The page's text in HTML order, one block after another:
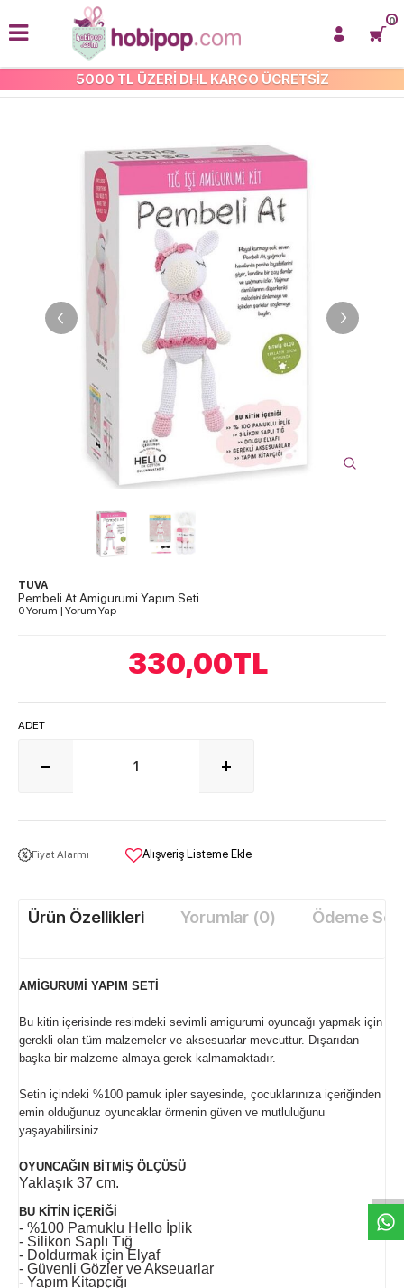
5000 TL ÜZERİ DHL KARGO ÜCRETSİZ
0
AMİGURUMİ KİTLER
TUVA
Pembeli At Amigurumi Yapım Seti
0 Yorum | Yorum Yap
330,00TL
ADET
Fiyat Alarmı Alışveriş Listeme Ekle
Ürün Özellikleri Yorumlar (0) Ödeme
AMİGURUMİ YAPIM SETİ
Bu kitin içerisinde resimdeki sevimli amigurumi oyuncağı yapmak için
gerekli olan tüm malzemeler ve aksesuarlar mevcuttur. Dışarıdan
başka bir malzeme almaya gerek kalmamaktadır.
Setin içindeki %100 pamuk ipler sayesinde, çocuklarınıza içeriğinden
emin olduğunuz oyuncaklar örmenin güven ve mutluluğunu
yaşayabilirsiniz.
OYUNCAĞIN BİTMİŞ ÖLÇÜSÜ
Yaklaşık 37 cm.
BU KİTİN İÇERİĞİ
- %100 Pamuklu Hello İplik
- Silikon Saplı Tığ
- Doldurmak için Elyaf
- Güvenli Gözler ve Akseuarlar
- Yapım Kitapçığı